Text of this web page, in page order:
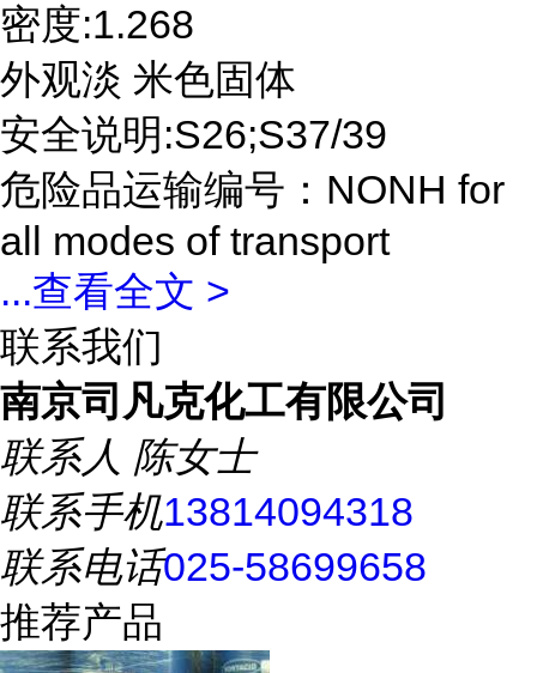
密度:1.268
外观淡 米色固体
安全说明:S26;S37/39
危险品运输编号：NONH for
all modes of transport
...查看全文 >
联系我们
南京司凡克化工有限公司
联系人 陈女士
联系手机13814094318
联系电话025-58699658
推荐产品